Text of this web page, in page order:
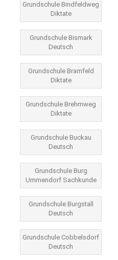
Grundschule Bindfeldweg
Diktate
Grundschule Bismark
Deutsch
Grundschule Bramfeld
Diktate
Grundschule Brehmweg
Diktate
Grundschule Buckau
Deutsch
Grundschule Burg
Ummendorf Sachkunde
Grundschule Burgstall
Deutsch
Grundschule Cobbelsdorf
Deutsch